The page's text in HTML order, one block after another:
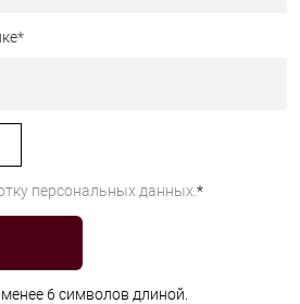
*
персональных данных. *
6 символов длиной.